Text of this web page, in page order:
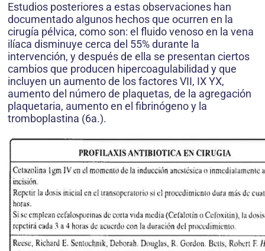
Estudios posteriores a estas observaciones han
documentado algunos hechos que ocurren en la
cirugía pélvica, como son: el fluido venoso en la vena
ilíaca disminuye cerca del 55% durante la
intervención, y después de ella se presentan ciertos
cambios que producen hipercoagulabilidad y que
incluyen un aumento de los factores VII, IX YX,
aumento del número de plaquetas, de la agregación
plaquetaria, aumento en el fibrinógeno y la
tromboplastina (6a.).